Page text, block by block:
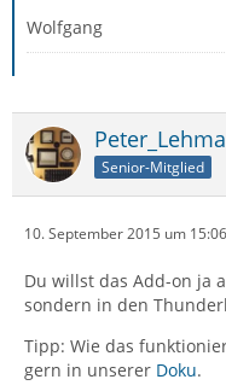
Wolfgang
Senior-Mitglied
10. September 2015 um 15:06
Du willst das Add-on ja
sondern in den
Tipp: Wie das
gern in unserer Doku.